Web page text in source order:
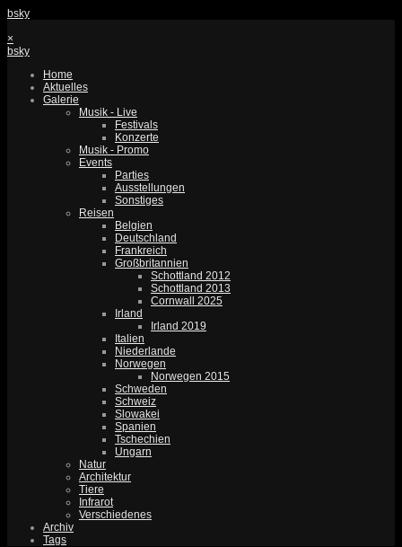
bsky
×
bsky
Home
Aktuelles
Galerie
Musik - Live
Festivals
Konzerte
Musik - Promo
Events
Parties
Ausstellungen
Sonstiges
Reisen
Belgien
Deutschland
Frankreich
Großbritannien
Schottland 2012
Schottland 2013
Cornwall 2025
Irland
Irland 2019
Italien
Niederlande
Norwegen
Norwegen 2015
Schweden
Schweiz
Slowakei
Spanien
Tschechien
Ungarn
Natur
Architektur
Tiere
Infrarot
Verschiedenes
Archiv
Tags